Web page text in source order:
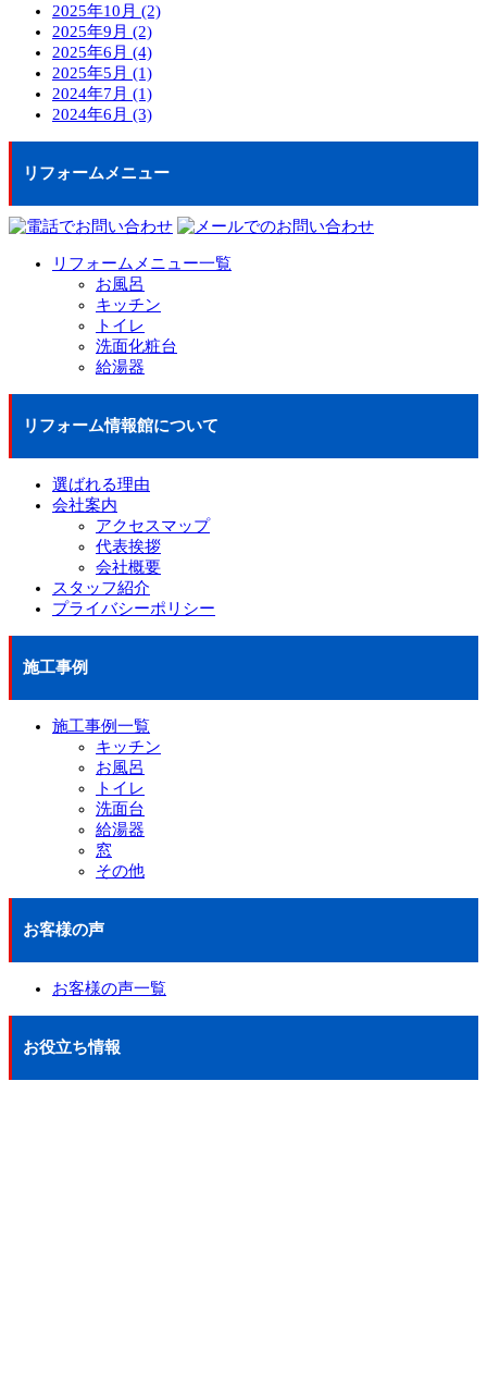
2025年10月 (2)
2025年9月 (2)
2025年6月 (4)
2025年5月 (1)
2024年7月 (1)
2024年6月 (3)
リフォームメニュー
リフォームメニュー一覧
お風呂
キッチン
トイレ
洗面化粧台
給湯器
リフォーム情報館について
選ばれる理由
会社案内
アクセスマップ
代表挨拶
会社概要
スタッフ紹介
プライバシーポリシー
施工事例
施工事例一覧
キッチン
お風呂
トイレ
洗面台
給湯器
窓
その他
お客様の声
お客様の声一覧
お役立ち情報